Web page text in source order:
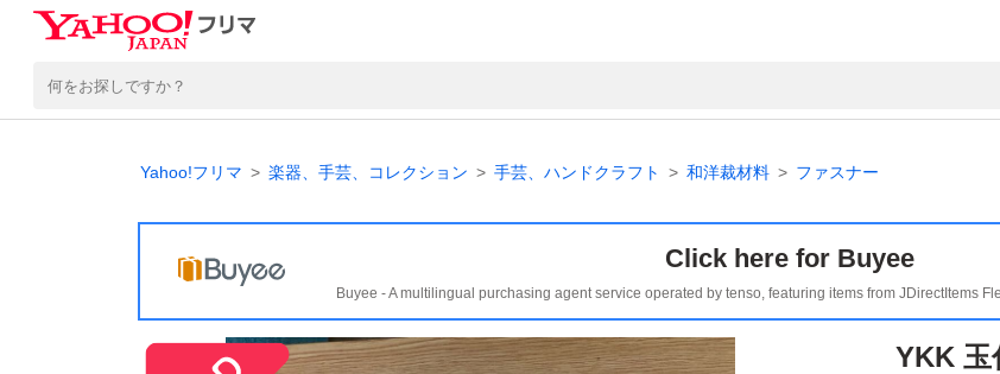
Yahoo!フリマ 楽器、手芸、コレクション 手芸、ハンドクラフト 和洋裁材料 ファスナー
Click here for Buyee
Buyee - A multilingual purchasing agent service operated by tenso, featuring items from JDirectItems
YKK 玉